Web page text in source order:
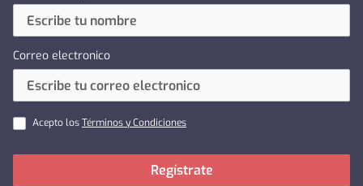
Correo electronico
Acepto losTérminos y Condiciones
Regístrate